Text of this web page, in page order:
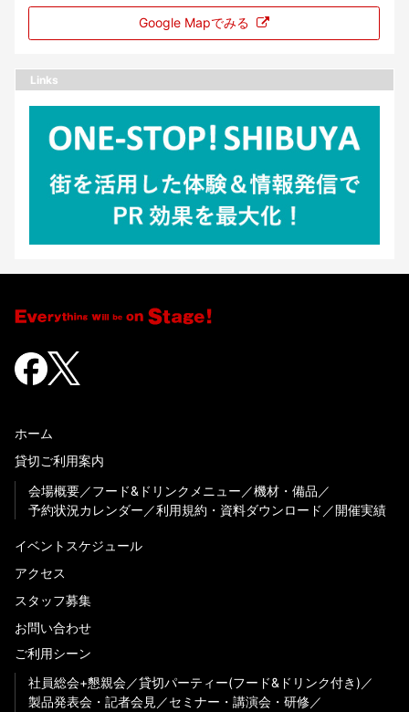
Google Mapでみる
Links
ホーム
貸切ご利用案内
会場概要
フード&ドリンクメニュー
機材・備品
予約状況カレンダー
利用規約・資料ダウンロード 開催実績
イベントスケジュール
アクセス
スタッフ募集
お問い合わせ
ご利用シーン
社員総会+懇親会
貸切パーティー(フード&ドリンク付き)
製品発表会・記者会見
セミナー・講演会・研修